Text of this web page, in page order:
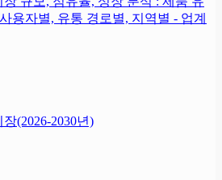
용자별, 유통 경로별, 지역별 - 업계
(2026-2030년)